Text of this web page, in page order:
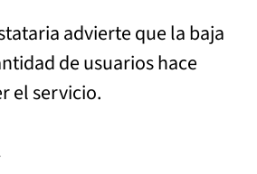
advierte que la baja
de usuarios hace
el servicio.